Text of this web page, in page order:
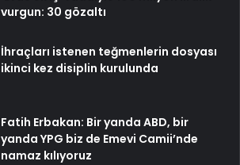
vurgun: 30 gözaltı
İhraçları istenen teğmenlerin dosyası
ikinci kez disiplin kurulunda
Fatih Erbakan: Bir yanda ABD, bir
yanda YPG biz de Emevi Camii’nde
namaz kılıyoruz